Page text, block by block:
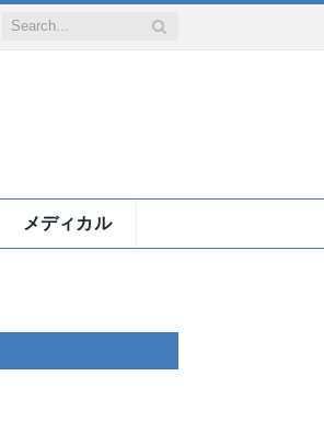
メディカル